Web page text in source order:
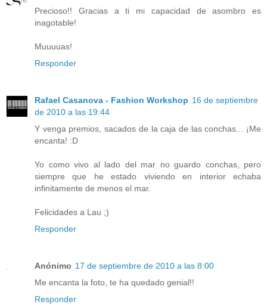
Precioso!! Gracias a ti mi capacidad de asombro es
inagotable!
Muuuuas!
Responder
Rafael Casanova - Fashion Workshop 16 de septiembre
de 2010 a las 19:44
Y venga premios, sacados de la caja de las conchas... ¡Me
encanta! :D
Yo como vivo al lado del mar no guardo conchas, pero
siempre que he estado viviendo en interior echaba
infinitamente de menos el mar.
Felicidades a Lau ;)
Responder
Anónimo 17 de septiembre de 2010 a las 8:00
Me encanta la foto, te ha quedado genial!!
Responder